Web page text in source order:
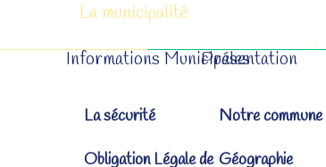
La municipalité
Informations Municipales
La sécurité
Obligation Légale de
Présentation
Notre commune
Géographie